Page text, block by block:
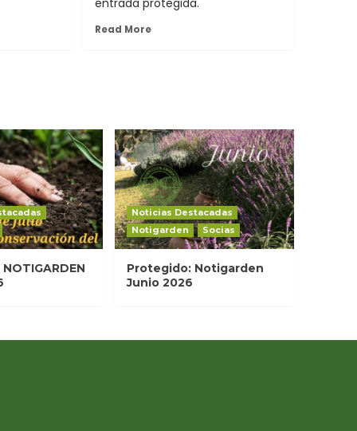
entrada protegida.
Read More
Noticias Destacadas
Notigarden
Socias
Protegido: Notigarden
Junio 2026